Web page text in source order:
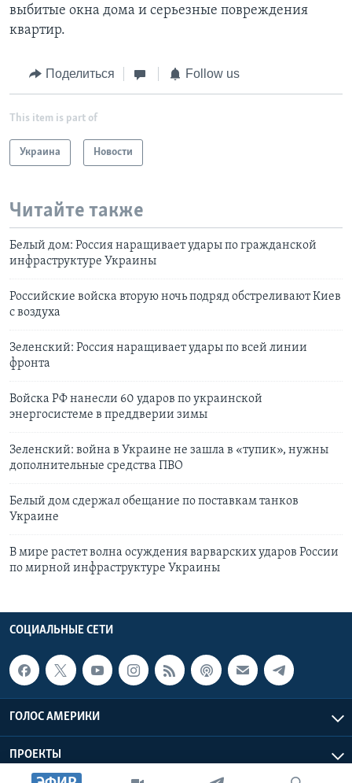
выбитые окна дома и серьезные повреждения
квартир.
Поделиться Follow us
This item is part of
Украина Новости
Читайте также
Белый дом: Россия наращивает удары по гражданской
инфраструктуре Украины
Российские войска вторую ночь подряд обстреливают Киев
с воздуха
Зеленский: Россия наращивает удары по всей линии
фронта
Войска РФ нанесли 60 ударов по украинской
энергосистеме в преддверии зимы
Зеленский: война в Украине не зашла в «тупик», нужны
дополнительные средства ПВО
Белый дом сдержал обещание по поставкам танков
Украине
В мире растет волна осуждения варварских ударов России
по мирной инфраструктуре Украины
СОЦИАЛЬНЫЕ СЕТИ
ГОЛОС АМЕРИКИ
ПРОЕКТЫ